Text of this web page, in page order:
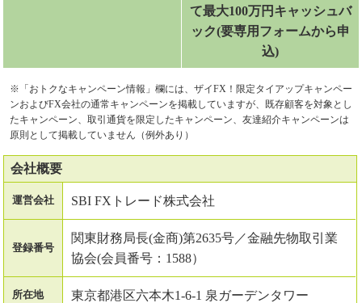
て最大100万円キャッシュバ
ック(要専用フォームから申
込)
※「おトクなキャンペーン情報」欄には、ザイFX！限定タイアップキャンペー
ンおよびFX会社の通常キャンペーンを掲載していますが、既存顧客を対象とし
たキャンペーン、取引通貨を限定したキャンペーン、友達紹介キャンペーンは
原則として掲載していません（例外あり）
会社概要
運営会社 SBI FXトレード株式会社
登録番号
関東財務局長(金商)第2635号／金融先物取引業
協会(会員番号：1588）
所在地 東京都港区六本木1-6-1 泉ガーデンタワー